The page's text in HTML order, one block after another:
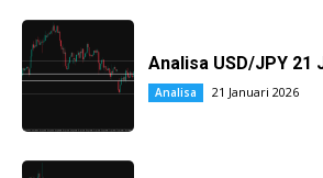
Analisa USD/JPY 21
Analisa 21 Januari 2026